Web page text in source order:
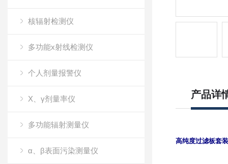
核辐射检测仪
多功能x射线检测仪
个人剂量报警仪
X、γ剂量率仪
多功能辐射测量仪
α、β表面污染测量仪
产品详
高纯度过滤板套装